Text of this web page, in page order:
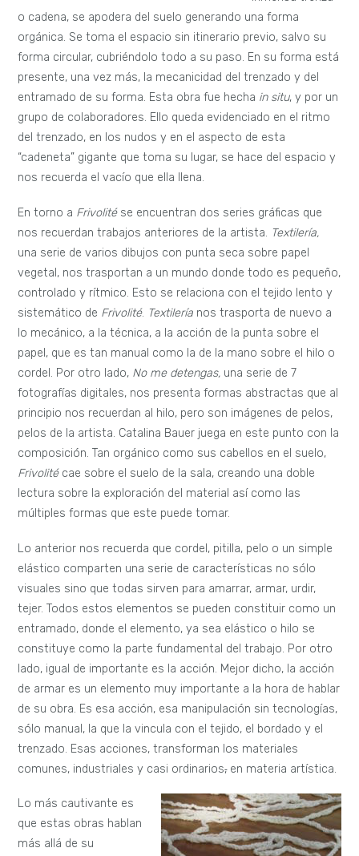
o cadena, se apodera del suelo generando una forma
orgánica. Se toma el espacio sin itinerario previo, salvo su
forma circular, cubriéndolo todo a su paso. En su forma está
presente, una vez más, la mecanicidad del trenzado y del
entramado de su forma. Esta obra fue hecha in situ, y por un
grupo de colaboradores. Ello queda evidenciado en el ritmo
del trenzado, en los nudos y en el aspecto de esta
“cadeneta” gigante que toma su lugar, se hace del espacio y
nos recuerda el vacío que ella llena.
En torno a Frivolitése encuentran dos series gráficas que
nos recuerdan trabajos anteriores de la artista. Textilería,
una serie de varios dibujos con punta seca sobre papel
vegetal, nos trasportan a un mundo donde todo es pequeño,
controlado y rítmico. Esto se relaciona con el tejido lento y
sistemático de Frivolité. Textilería nos trasporta de nuevo a
lo mecánico, a la técnica, a la acción de la punta sobre el
papel, que es tan manual como la de la mano sobre el hilo o
cordel. Por otro lado, No me detengas, una serie de 7
fotografías digitales, nos presenta formas abstractas que al
principio nos recuerdan al hilo, pero son imágenes de pelos,
pelos de la artista. Catalina Bauer juega en este punto con la
composición. Tan orgánico como sus cabellos en el suelo,
Frivolité cae sobre el suelo de la sala, creando una doble
lectura sobre la exploración del material así como las
múltiples formas que este puede tomar.
Lo anterior nos recuerda que cordel, pitilla, pelo o un simple
elástico comparten una serie de características no sólo
visuales sino que todas sirven para amarrar, armar, urdir,
tejer. Todos estos elementos se pueden constituir como un
entramado, donde el elemento, ya sea elástico o hilo se
constituye como la parte fundamental del trabajo. Por otro
lado, igual de importante es la acción. Mejor dicho, la acción
de armar es un elemento muy importante a la hora de hablar
de su obra. Es esa acción, esa manipulación sin tecnologías,
sólo manual, la que la vincula con el tejido, el bordado y el
trenzado. Esas acciones, transforman los materiales
comunes, industriales y casi ordinarios,en materia artística.
Lo más cautivante es
que estas obras hablan
más allá de su